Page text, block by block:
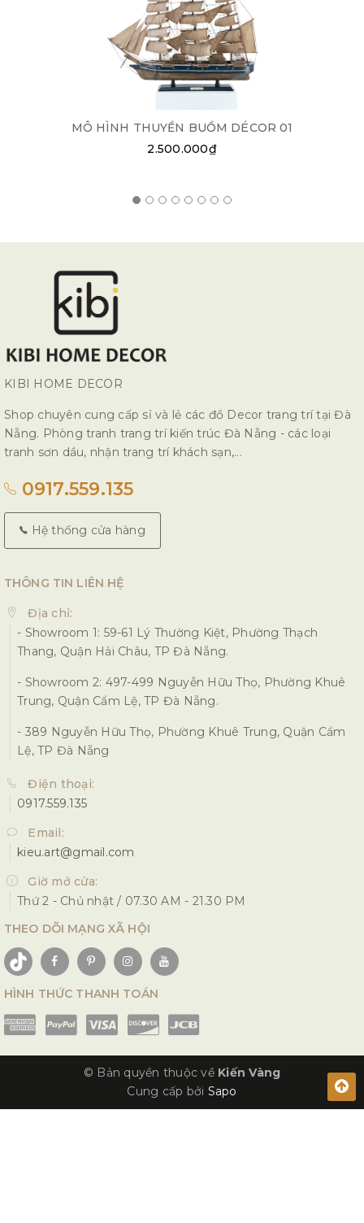
MÔ HÌNH THUYỀN BUỒM DÉCOR 01
2.500.000₫
KIBI HOME DECOR
Shop chuyên cung cấp sỉ và lẻ các đồ Decor trang trí tại Đà
Nẵng. Phòng tranh trang trí kiến trúc Đà Nẵng - các loại
tranh sơn dầu, nhận trang trí khách sạn,...
0917.559.135
Hệ thống cửa hàng
THÔNG TIN LIÊN HỆ
Địa chỉ:
- Showroom 1: 59-61 Lý Thường Kiệt, Phường Thạch
Thang, Quận Hải Châu, TP Đà Nẵng.
- Showroom 2: 497-499 Nguyễn Hữu Thọ, Phường Khuê
Trung, Quận Cẩm Lệ, TP Đà Nẵng.
- 389 Nguyễn Hữu Thọ, Phường Khuê Trung, Quận Cẩm
Lệ, TP Đà Nẵng
Điện thoại:
0917.559.135
Email:
kieu.art@gmail.com
Giờ mở cửa:
Thứ 2 - Chủ nhật / 07.30 AM - 21.30 PM
THEO DÕI MẠNG XÃ HỘI
HÌNH THỨC THANH TOÁN
© Bản quyền thuộc về Kiến Vàng
Cung cấp bởi Sapo